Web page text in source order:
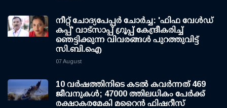
നീറ്റ് ചോദ്യപേപ്പര്‍ ചോര്‍ച്ച: 'ഫിഫ വേള്‍ഡ്
കപ്പ്' വാട്സാപ്പ് ഗ്രൂപ്പ് കേന്ദ്രീകരിച്ച്
ഞെട്ടിക്കുന്ന വിവരങ്ങള്‍ പുറത്തുവിട്ട്
സി.ബി.ഐ
07 August
10 വര്‍ഷത്തിനിടെ കടല്‍ കവര്‍ന്നത് 469
ജീവനുകള്‍; 47000 ത്തിലധികം പേര്‍ക്ക്
രക്ഷാകരമേകി മറൈന്‍ ഫിഷറീസ്